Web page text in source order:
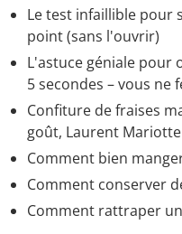
Le test infaillible pour
point (sans l'ouvrir)
L'astuce géniale pour
5 secondes – vous
Confiture de fraises
goût, Laurent
Comment bien
Comment conserver
Comment rattraper